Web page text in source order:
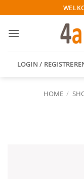
naar
inhoud
LOGIN /
HOME /